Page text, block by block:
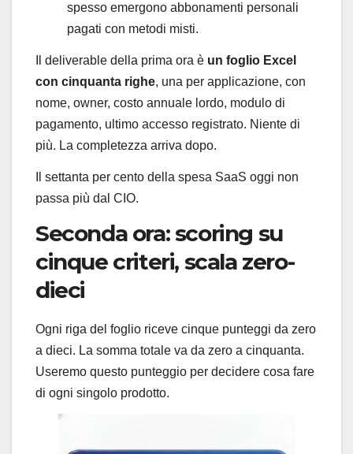
spesso emergono abbonamenti personali
pagati con metodi misti.
Il deliverable della prima ora è un foglio Excel
con cinquanta righe, una per applicazione, con
nome, owner, costo annuale lordo, modulo di
pagamento, ultimo accesso registrato. Niente di
più. La completezza arriva dopo.
Il settanta per cento della spesa SaaS oggi non
passa più dal CIO.
Seconda ora: scoring su
cinque criteri, scala zero-
dieci
Ogni riga del foglio riceve cinque punteggi da zero
a dieci. La somma totale va da zero a cinquanta.
Useremo questo punteggio per decidere cosa fare
di ogni singolo prodotto.